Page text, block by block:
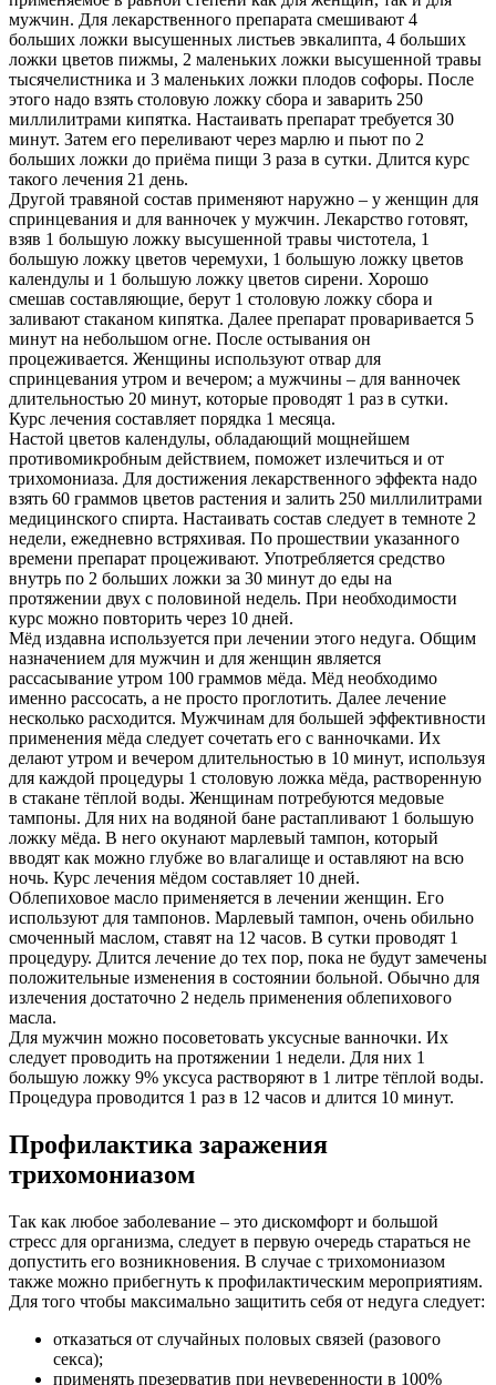
мужчин. Для лекарственного препарата смешивают 4
больших ложки высушенных листьев эвкалипта, 4 больших
ложки цветов пижмы, 2 маленьких ложки высушенной травы
тысячелистника и 3 маленьких ложки плодов софоры. После
этого надо взять столовую ложку сбора и заварить 250
миллилитрами кипятка. Настаивать препарат требуется 30
минут. Затем его переливают через марлю и пьют по 2
больших ложки до приёма пищи 3 раза в сутки. Длится курс
такого лечения 21 день.
Другой травяной состав применяют наружно – у женщин для
спринцевания и для ванночек у мужчин. Лекарство готовят,
взяв 1 большую ложку высушенной травы чистотела, 1
большую ложку цветов черемухи, 1 большую ложку цветов
календулы и 1 большую ложку цветов сирени. Хорошо
смешав составляющие, берут 1 столовую ложку сбора и
заливают стаканом кипятка. Далее препарат проваривается 5
минут на небольшом огне. После остывания он
процеживается. Женщины используют отвар для
спринцевания утром и вечером; а мужчины – для ванночек
длительностью 20 минут, которые проводят 1 раз в сутки.
Курс лечения составляет порядка 1 месяца.
Настой цветов календулы, обладающий мощнейшем
противомикробным действием, поможет излечиться и от
трихомониаза. Для достижения лекарственного эффекта надо
взять 60 граммов цветов растения и залить 250 миллилитрами
медицинского спирта. Настаивать состав следует в темноте 2
недели, ежедневно встряхивая. По прошествии указанного
времени препарат процеживают. Употребляется средство
внутрь по 2 больших ложки за 30 минут до еды на
протяжении двух с половиной недель. При необходимости
курс можно повторить через 10 дней.
Мёд издавна используется при лечении этого недуга. Общим
назначением для мужчин и для женщин является
рассасывание утром 100 граммов мёда. Мёд необходимо
именно рассосать, а не просто проглотить. Далее лечение
несколько расходится. Мужчинам для большей эффективности
применения мёда следует сочетать его с ванночками. Их
делают утром и вечером длительностью в 10 минут, используя
для каждой процедуры 1 столовую ложка мёда, растворенную
в стакане тёплой воды. Женщинам потребуются медовые
тампоны. Для них на водяной бане растапливают 1 большую
ложку мёда. В него окунают марлевый тампон, который
вводят как можно глубже во влагалище и оставляют на всю
ночь. Курс лечения мёдом составляет 10 дней.
Облепиховое масло применяется в лечении женщин. Его
используют для тампонов. Марлевый тампон, очень обильно
смоченный маслом, ставят на 12 часов. В сутки проводят 1
процедуру. Длится лечение до тех пор, пока не будут замечены
положительные изменения в состоянии больной. Обычно для
излечения достаточно 2 недель применения облепихового
масла.
Для мужчин можно посоветовать уксусные ванночки. Их
следует проводить на протяжении 1 недели. Для них 1
большую ложку 9% уксуса растворяют в 1 литре тёплой воды.
Процедура проводится 1 раз в 12 часов и длится 10 минут.
Профилактика заражения
трихомониазом
Так как любое заболевание – это дискомфорт и большой
стресс для организма, следует в первую очередь стараться не
допустить его возникновения. В случае с трихомониазом
также можно прибегнуть к профилактическим мероприятиям.
Для того чтобы максимально защитить себя от недуга следует:
отказаться от случайных половых связей (разового
секса);
применять презерватив при неуверенности в 100%